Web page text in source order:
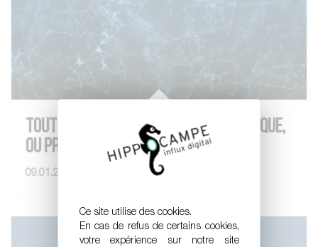
Ce site utilise des cookies.
En cas de refus de certains cookies,
votre expérience sur notre site
TOUT SAVOIR SUR LA POLLUTION NUMÉRIQUE,
OU PRESQUE !
09.01.2024